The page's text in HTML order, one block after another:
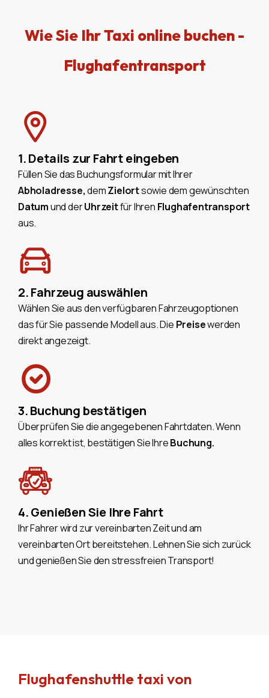
Wie Sie Ihr Taxi online buchen -
Flughafentransport
1. Details zur Fahrt eingeben
Füllen Sie das Buchungsformular mit Ihrer
Abholadresse,demZielortsowie dem gewünschten
Datumund derUhrzeitfür Ihren Flughafentransport
aus.
2. Fahrzeug auswählen
Wählen Sie aus den verfügbaren Fahrzeugoptionen
das für Sie passende Modell aus. Die Preisewerden
direkt angezeigt.
3. Buchung bestätigen
Überprüfen Sie die angegebenen Fahrtdaten. Wenn
alles korrekt ist, bestätigen Sie IhreBuchung.
4. Genießen Sie Ihre Fahrt
Ihr Fahrer wird zur vereinbarten Zeit und am
vereinbarten Ort bereitstehen. Lehnen Sie sich zurück
und genießen Sie den stressfreien Transport!
Flughafenshuttle taxi von